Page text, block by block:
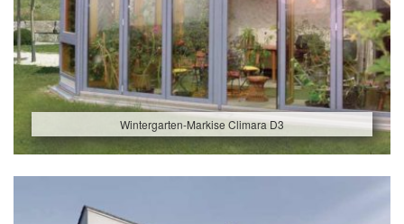
Wintergarten-Markise Climara D3